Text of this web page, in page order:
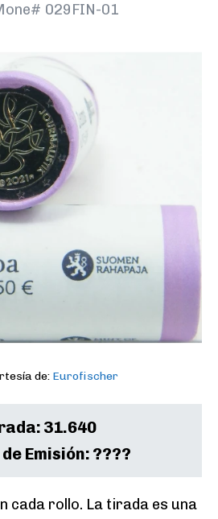
029FIN-01
de: Eurofischer
31.640
Emisión: ????
cada rollo. La tirada es una